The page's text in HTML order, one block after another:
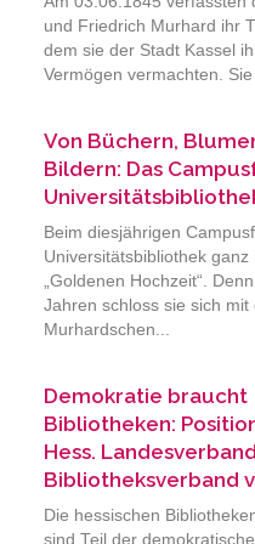
und Friedrich Murhard ihr
dem sie der Stadt Kassel
Vermögen vermachten. Sie
Von Büchern,
Bildern: Das
Beim diesjährigen
Universitätsbibliothek
„Goldenen Hochzeit“.
Jahren schloss sie sich mit
Murhardschen...
Demokratie braucht
Bibliotheken:
Hess.
Bibliotheksverband
Die hessischen
sind Teil der